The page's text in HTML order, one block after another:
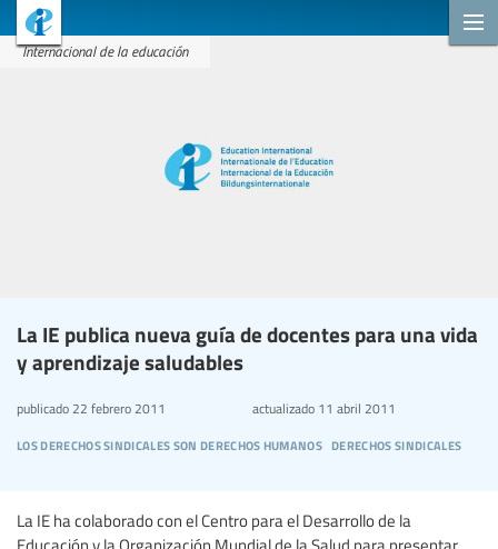
Internacional de la educación
La IE publica nueva guía de docentes para una vida
y aprendizaje saludables
los derechos sindicales son derechos humanos derechos sindicales
publicado 22 febrero 2011 actualizado11 abril 2011
La IE ha colaborado con el Centro para el Desarrollo de la
Educación y la Organización Mundial de la Salud para presentar